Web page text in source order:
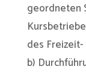
geordneten
des
b)